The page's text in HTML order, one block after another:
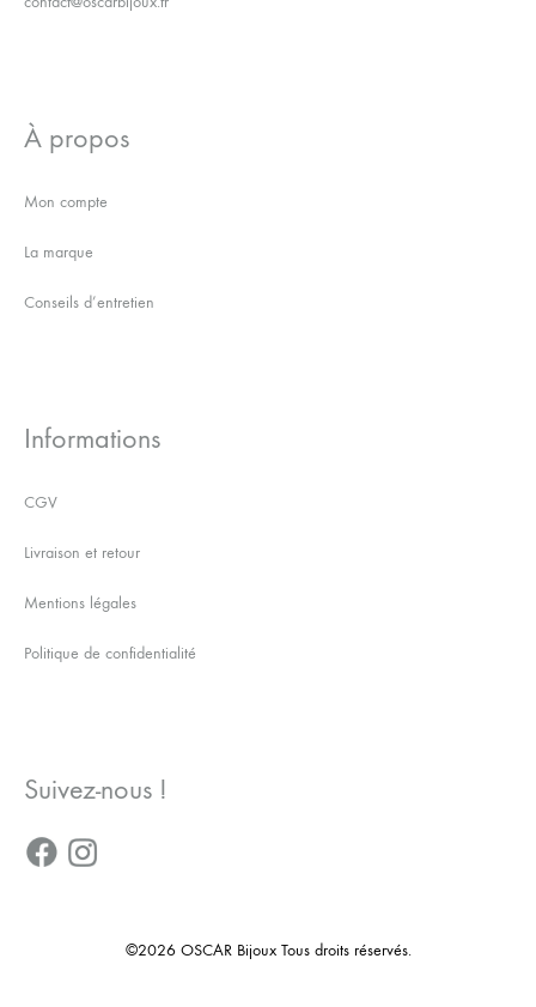
À propos
Mon compte
La marque
Conseils d’entretien
Informations
CGV
Livraison et retour
Mentions légales
Politique de confidentialité
Suivez-nous !
©2026 OSCAR Bijoux Tous droits réservés.